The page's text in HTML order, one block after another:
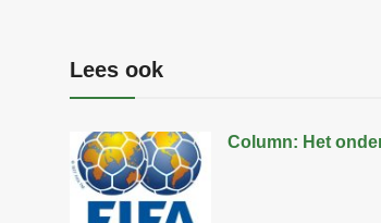
Lees ook
Column: Het